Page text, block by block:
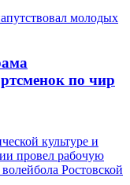
по чир